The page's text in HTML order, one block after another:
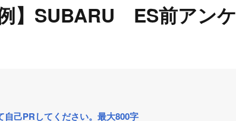
】SUBARU ES前アンケ
己PRしてください。最大800字